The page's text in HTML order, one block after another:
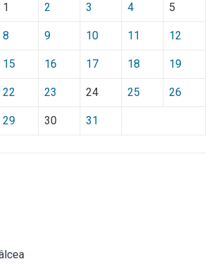
1 2 3 4 5
8 9 10 11 12
15 16 17 18 19
22 23 24 25 26
29 30 31